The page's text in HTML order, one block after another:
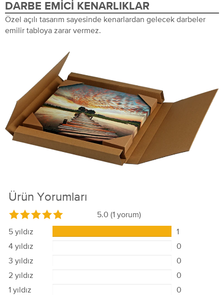
DARBE EMICI KENARLIKLAR
Özel açılı tasarım sayesinde kenarlardan gelecek darbeler
emilir tabloya zarar vermez.
Ürün Yorumları
5.0 (1 yorum)
5 yıldız
1
4 yıldız
0
3 yıldız
0
2 yıldız
0
1 yıldız
0